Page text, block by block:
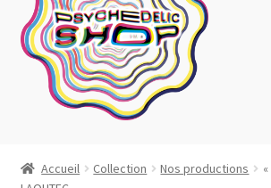
navigation
Accueil Collection Nos productions